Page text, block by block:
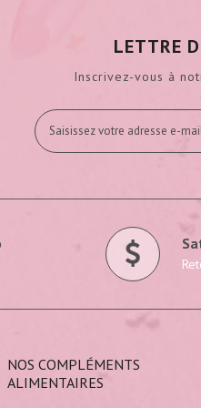
LETTRE
Inscrivez-vous à
NOS COMPLÉMENTS
ALIMENTAIRES